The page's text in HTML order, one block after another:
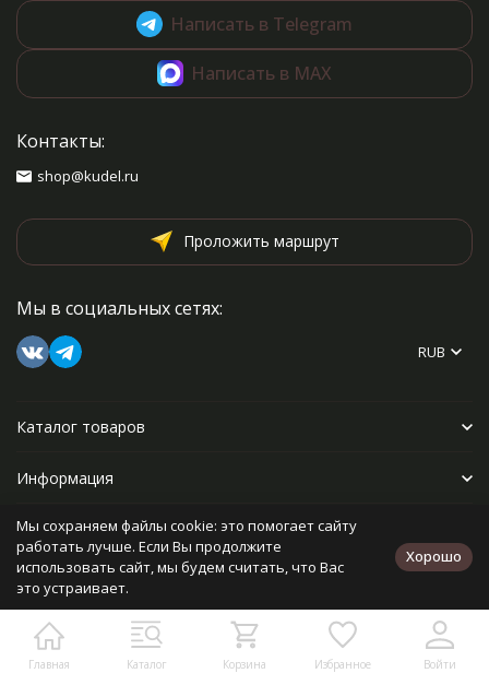
Главная Каталог Корзина Избранное Войти
Написать в Telegram
Написать в MAX
Контакты:
shop@kudel.ru
Проложить маршрут
Мы в социальных сетях:
RUB
Каталог товаров
Информация
Прочее
Политика персональных данных
Разработано в
bodysite.ru
Мы сохраняем файлы cookie: это помогает сайту
работать лучше. Если Вы продолжите
использовать сайт, мы будем считать, что Вас
это устраивает.
Хорошо